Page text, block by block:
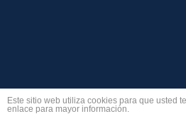
Este sitio web utiliza cookies para que usted
enlace para mayor información.